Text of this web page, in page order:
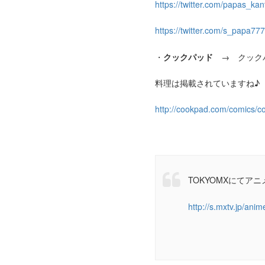
https://twitter.com/
https://twitter.com/
・ クックパッド → クックパ
料理は掲載されていますね♪
http://cookpad.com/comics/
TOKYOMXにてア
http://s.mxtv.jp/